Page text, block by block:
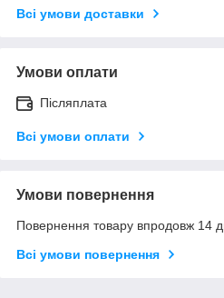
Всі умови доставки
Умови оплати
Післяплата
Всі умови оплати
Умови повернення
Повернення товару впродовж 14
Всі умови повернення